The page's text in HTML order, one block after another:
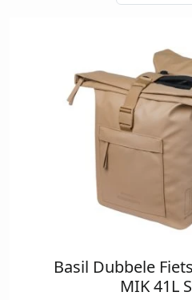
Basil Dubbele
MIK 41L